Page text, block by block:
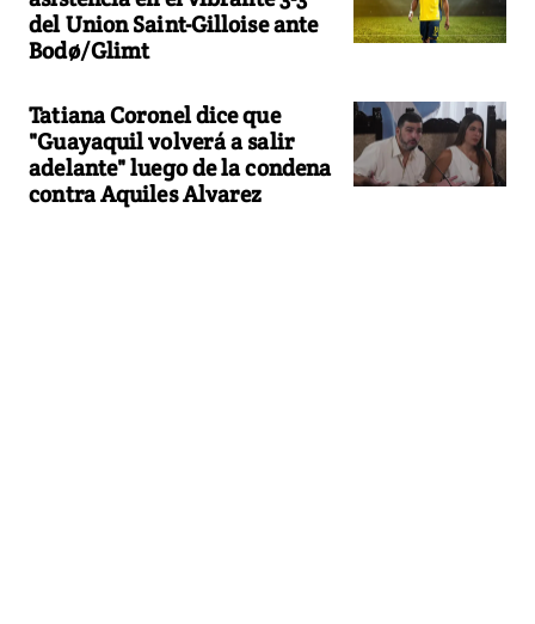
del Union Saint-Gilloise ante
Bodø/Glimt
Tatiana Coronel dice que
"Guayaquil volverá a salir
adelante" luego de la condena
contra Aquiles Alvarez